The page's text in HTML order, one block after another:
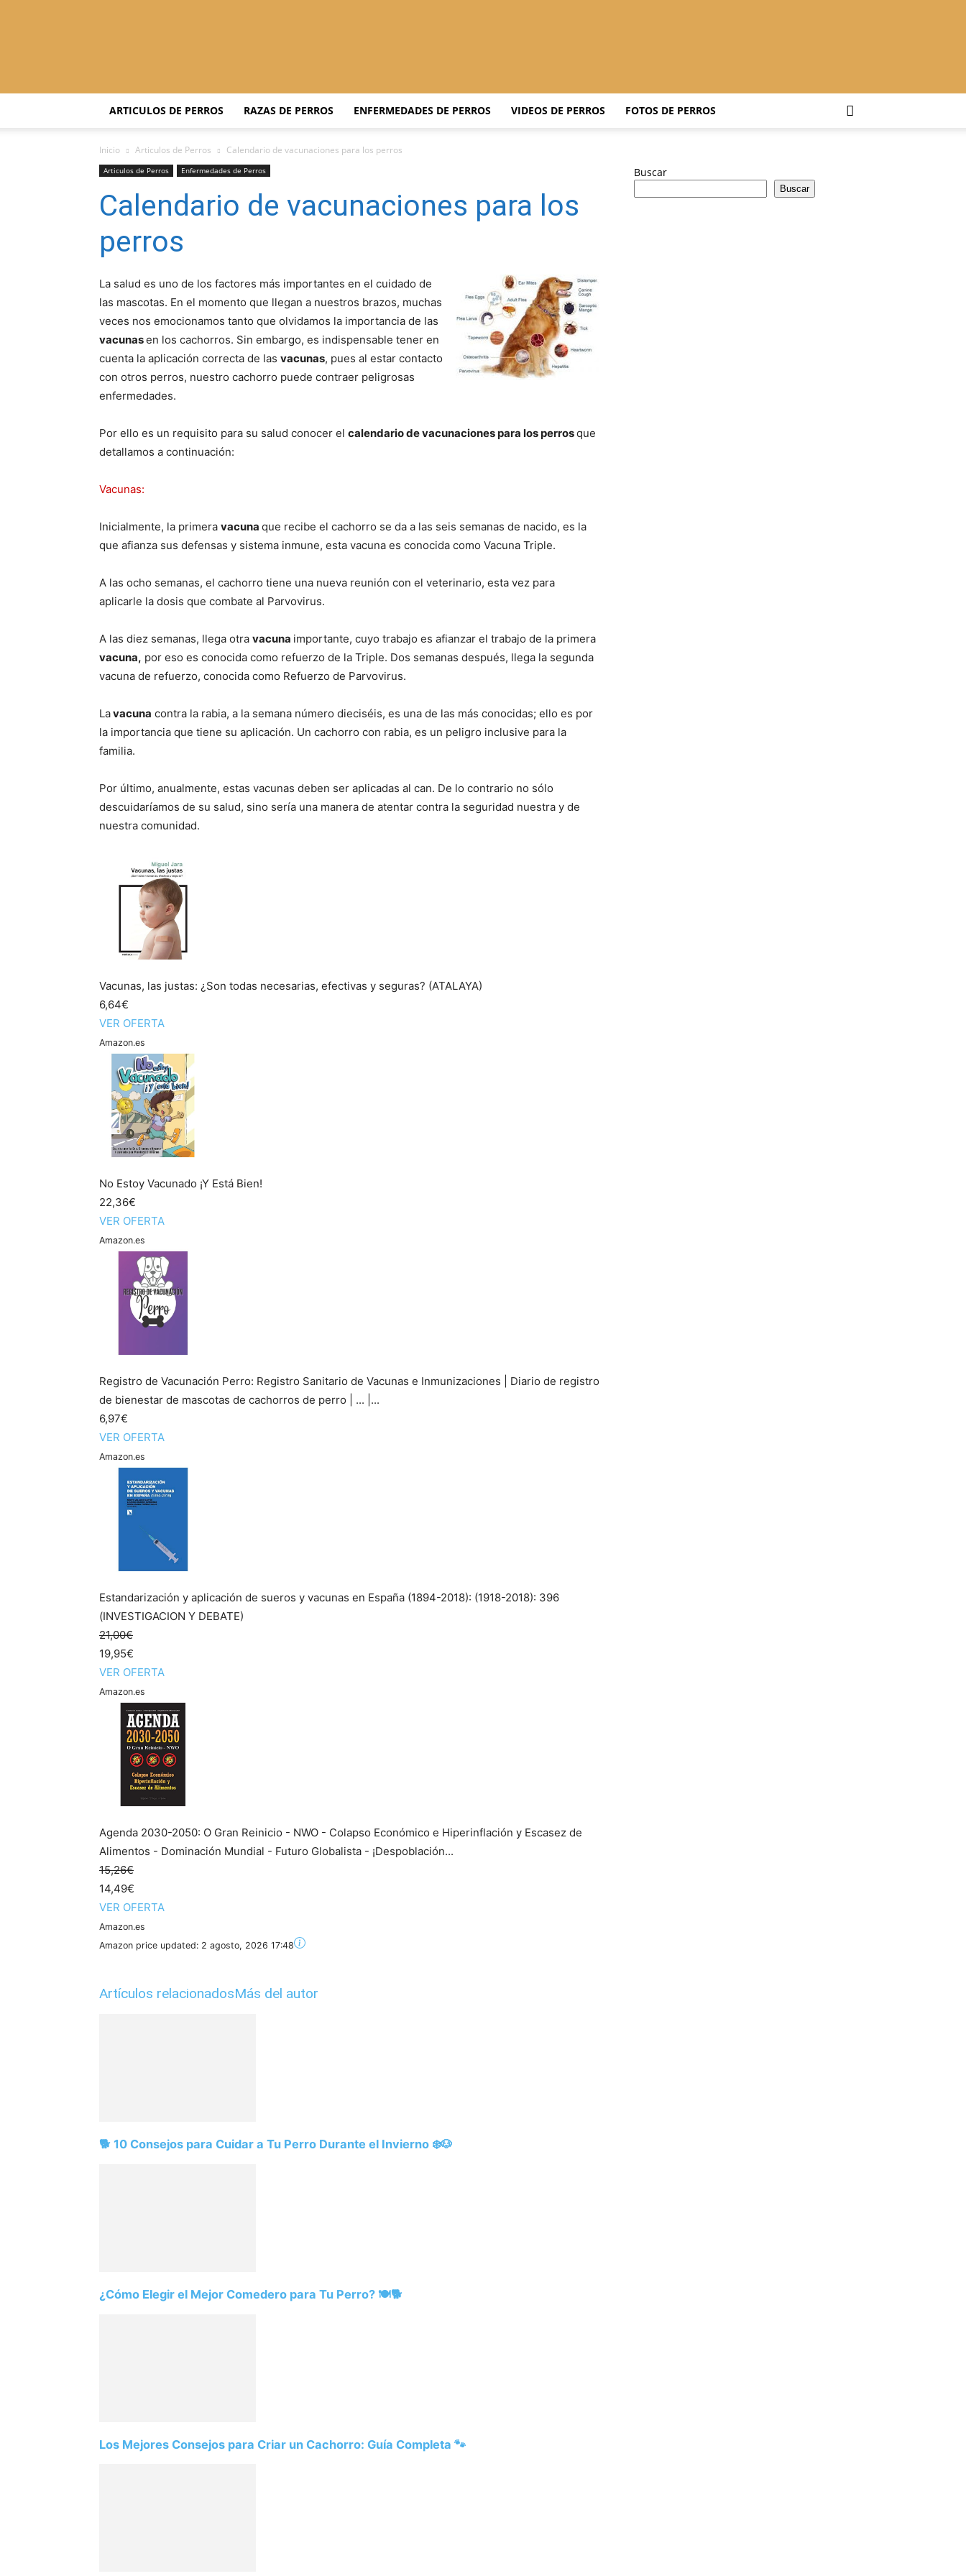
Adiestrar
Razas
–
ARTICULOS DE PERROS RAZAS DE PERROS ENFERMEDADES DE PERROS VIDEOS DE PERROS FOTOS DE PERROS
Inicio Articulos de Perros Calendario de vacunaciones para los perros
Articulos de Perros Enfermedades de Perros
Calendario de vacunaciones para los
perros
La salud es uno de los factores más importantes en el cuidado de
las mascotas. En el momento que llegan a nuestros brazos, muchas
veces nos emocionamos tanto que olvidamos la importancia de las
vacunasen los cachorros. Sin embargo, es indispensable tener en
cuenta la aplicación correcta de las vacunas, pues al estar contacto
con otros perros, nuestro cachorro puede contraer peligrosas
enfermedades.
Por ello es un requisito para su salud conocer el calendario de vacunaciones para los perrosque
detallamos a continuación:
Vacunas:
Inicialmente, la primera vacuna que recibe el cachorro se da a las seis semanas de nacido, es la
que afianza sus defensas y sistema inmune, esta vacuna es conocida como Vacuna Triple.
A las ocho semanas, el cachorro tiene una nueva reunión con el veterinario, esta vez para
aplicarle la dosis que combate al Parvovirus.
A las diez semanas, llega otra vacuna importante, cuyo trabajo es afianzar el trabajo de la primera
vacuna, por eso es conocida como refuerzo de la Triple. Dos semanas después, llega la segunda
vacuna de refuerzo, conocida como Refuerzo de Parvovirus.
Lavacuna contra la rabia, a la semana número dieciséis, es una de las más conocidas; ello es por
la importancia que tiene su aplicación. Un cachorro con rabia, es un peligro inclusive para la
familia.
Por último, anualmente, estas vacunas deben ser aplicadas al can. De lo contrario no sólo
descuidaríamos de su salud, sino sería una manera de atentar contra la seguridad nuestra y de
nuestra comunidad.
Vacunas, las justas: ¿Son todas necesarias, efectivas y seguras? (ATALAYA)
6,64€
VER OFERTA
Amazon.es
No Estoy Vacunado ¡Y Está Bien!
22,36€
VER OFERTA
Amazon.es
Registro de Vacunación Perro: Registro Sanitario de Vacunas e Inmunizaciones | Diario de registro
de bienestar de mascotas de cachorros de perro | ... |...
6,97€
VER OFERTA
Amazon.es
Estandarización y aplicación de sueros y vacunas en España (1894-2018): (1918-2018): 396
(INVESTIGACION Y DEBATE)
21,00€
19,95€
VER OFERTA
Amazon.es
Agenda 2030-2050: O Gran Reinicio - NWO - Colapso Económico e Hiperinflación y Escasez de
Alimentos - Dominación Mundial - Futuro Globalista - ¡Despoblación...
15,26€
14,49€
VER OFERTA
Amazon.es
Amazon price updated: 2 agosto, 2026 17:48
Artículos relacionadosMás del autor
🐕 10 Consejos para Cuidar a Tu Perro Durante el Invierno ❄️🐶
¿Cómo Elegir el Mejor Comedero para Tu Perro? 🍽️🐕
Los Mejores Consejos para Criar un Cachorro: Guía Completa 🐾
Buscar
Buscar